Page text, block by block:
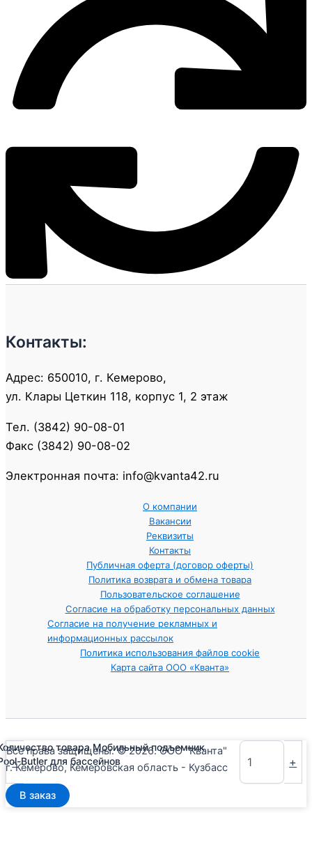
Контакты:
Адрес: 650010, г. Кемерово,
ул. Клары Цеткин 118, корпус 1, 2 этаж
Тел. (3842) 90-08-01
Факс (3842) 90-08-02
Электронная почта: info@kvanta42.ru
О компании
Вакансии
Реквизиты
Контакты
Публичная оферта (договор оферты)
Политика возврата и обмена товара
Пользовательское соглашение
Согласие на обработку персональных данных
Согласие на получение рекламных и
информационных рассылок
Политика использования файлов cookie
Карта сайта ООО «Кванта»
Все права защищены. © 2026. ООО "Кванта"
г. Кемерово, Кемеровская область - Кузбасс
-
товара Мобильный подъемник
Butler для бассейнов
+
В заказ